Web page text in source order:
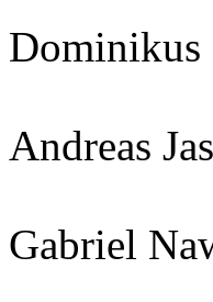
Dominikus
Andreas
Gabriel